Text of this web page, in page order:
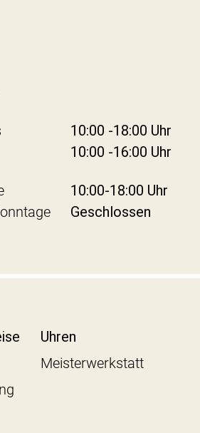
10:00 -18:00 Uhr
10:00 -16:00 Uhr
10:00-18:00 Uhr
Geschlossen
Uhren
Meisterwerkstatt